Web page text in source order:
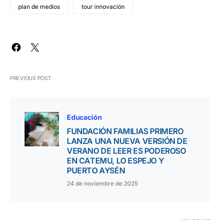
plan de medios tour innovación
PREVIOUS POST
Educación
FUNDACIÓN FAMILIAS PRIMERO
LANZA UNA NUEVA VERSIÓN DE
VERANO DE LEER ES PODEROSO
EN CATEMU, LO ESPEJO Y
PUERTO AYSÉN
24 de noviembre de 2025